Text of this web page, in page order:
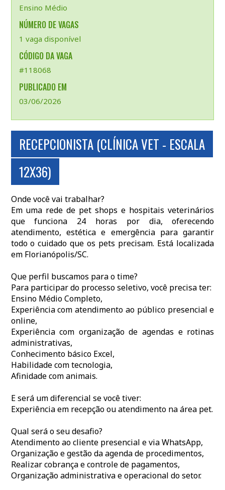
Ensino Médio
NÚMERO DE VAGAS
1 vaga disponível
CÓDIGO DA VAGA
#118068
PUBLICADO EM
03/06/2026
RECEPCIONISTA (CLÍNICA VET - ESCALA
12X36)
Onde você vai trabalhar?
Em uma rede de pet shops e hospitais veterinários
que funciona 24 horas por dia, oferecendo
atendimento, estética e emergência para garantir
todo o cuidado que os pets precisam. Está localizada
em Florianópolis/SC.
Que perfil buscamos para o time?
Para participar do processo seletivo, você precisa ter:
Ensino Médio Completo,
Experiência com atendimento ao público presencial e
online,
Experiência com organização de agendas e rotinas
administrativas,
Conhecimento básico Excel,
Habilidade com tecnologia,
Afinidade com animais.
E será um diferencial se você tiver:
Experiência em recepção ou atendimento na área pet.
Qual será o seu desafio?
Atendimento ao cliente presencial e via WhatsApp,
Organização e gestão da agenda de procedimentos,
Realizar cobrança e controle de pagamentos,
Organização administrativa e operacional do setor.